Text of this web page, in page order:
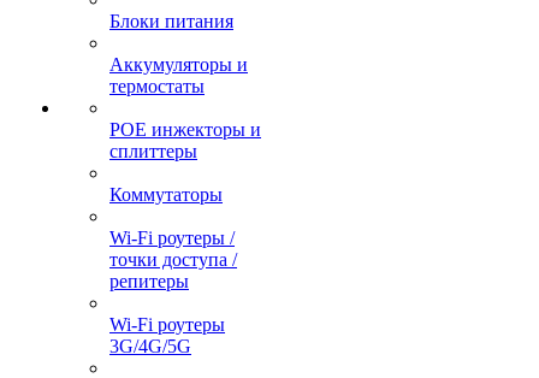
Блоки питания
Аккумуляторы и
термостаты
POE инжекторы и
сплиттеры
Коммутаторы
Wi-Fi роутеры /
точки доступа /
репитеры
Wi-Fi роутеры
3G/4G/5G